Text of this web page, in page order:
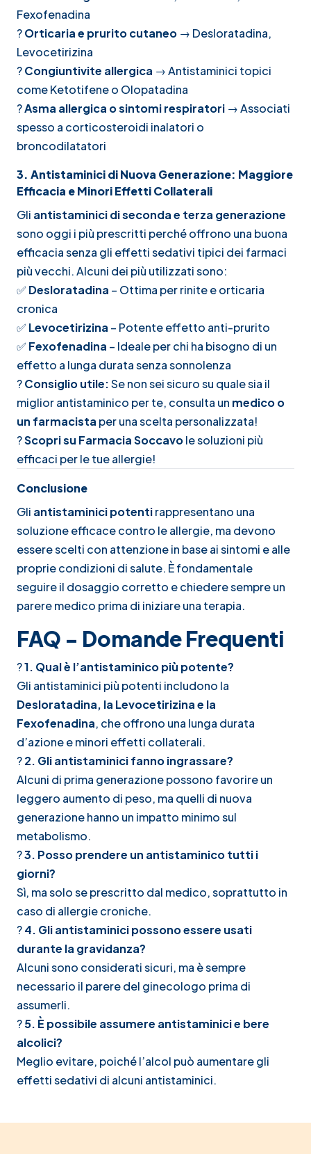
Fexofenadina
?Orticaria e prurito cutaneo → Desloratadina,
Levocetirizina
?Congiuntivite allergica → Antistaminici topici
come Ketotifene o Olopatadina
?Asma allergica o sintomi respiratori → Associati
spesso a corticosteroidi inalatori o
broncodilatatori
3. Antistaminici di Nuova Generazione: Maggiore
Efficacia e Minori Effetti Collaterali
Gli antistaminici di seconda e terza generazione
sono oggi i più prescritti perché offrono una buona
efficacia senza gli effetti sedativi tipici dei farmaci
più vecchi. Alcuni dei più utilizzati sono:
✅ Desloratadina – Ottima per rinite e orticaria
cronica
✅ Levocetirizina – Potente effetto anti-prurito
✅ Fexofenadina – Ideale per chi ha bisogno di un
effetto a lunga durata senza sonnolenza
?Consiglio utile:Se non sei sicuro su quale sia il
miglior antistaminico per te, consulta un medico o
un farmacista per una scelta personalizzata!
?Scopri su Farmacia Soccavole soluzioni più
efficaci per le tue allergie!
Conclusione
Gli antistaminici potentirappresentano una
soluzione efficace contro le allergie, ma devono
essere scelti con attenzione in base ai sintomi e alle
proprie condizioni di salute. È fondamentale
seguire il dosaggio corretto e chiedere sempre un
parere medico prima di iniziare una terapia.
FAQ - Domande Frequenti
?1. Qual è l’antistaminico più potente?
Gli antistaminici più potenti includono la
Desloratadina, la Levocetirizina e la
Fexofenadina, che offrono una lunga durata
d’azione e minori effetti collaterali.
?2. Gli antistaminici fanno ingrassare?
Alcuni di prima generazione possono favorire un
leggero aumento di peso, ma quelli di nuova
generazione hanno un impatto minimo sul
metabolismo.
?3. Posso prendere un antistaminico tutti i
giorni?
Sì, ma solo se prescritto dal medico, soprattutto in
caso di allergie croniche.
?4. Gli antistaminici possono essere usati
durante la gravidanza?
Alcuni sono considerati sicuri, ma è sempre
necessario il parere del ginecologo prima di
assumerli.
?5. È possibile assumere antistaminici e bere
alcolici?
Meglio evitare, poiché l’alcol può aumentare gli
effetti sedativi di alcuni antistaminici.